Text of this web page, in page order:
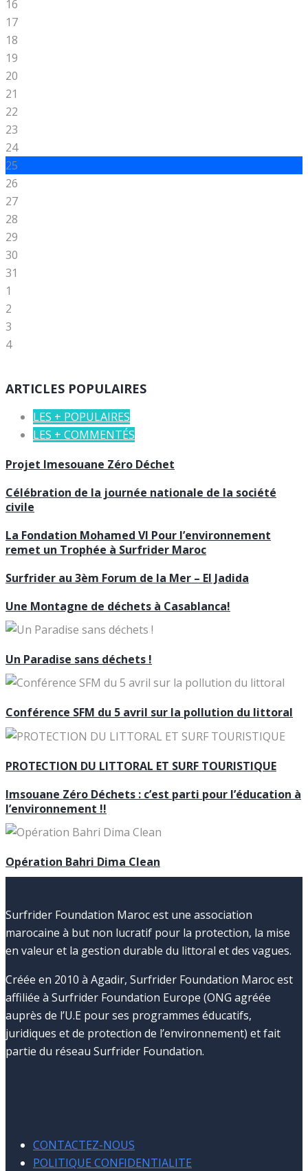
16
17
18
19
20
21
22
23
24
25
26
27
28
29
30
31
1
2
3
4
ARTICLES POPULAIRES
LES + POPULAIRES
LES + COMMENTÉS
Projet Imesouane Zéro Déchet
Célébration de la journée nationale de la société
civile
La Fondation Mohamed VI Pour l’environnement
remet un Trophée à Surfrider Maroc
Surfrider au 3èm Forum de la Mer – El Jadida
Une Montagne de déchets à Casablanca!
Un Paradise sans déchets !
Conférence SFM du 5 avril sur la pollution du littoral
PROTECTION DU LITTORAL ET SURF TOURISTIQUE
Imsouane Zéro Déchets : c’est parti pour l’éducation à
l’environnement !!
Opération Bahri Dima Clean
Surfrider Foundation Maroc est une association
marocaine à but non lucratif pour la protection, la mise
en valeur et la gestion durable du littoral et des vagues.
Créée en 2010 à Agadir, Surfrider Foundation Maroc est
affiliée à Surfrider Foundation Europe (ONG agréée
auprès de l’U.E pour ses programmes éducatifs,
juridiques et de protection de l’environnement) et fait
partie du réseau Surfrider Foundation.
CONTACTEZ-NOUS
POLITIQUE CONFIDENTIALITE